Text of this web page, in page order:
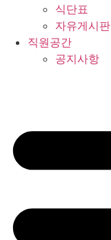
식단표
자유게시판
직원공간
공지사항